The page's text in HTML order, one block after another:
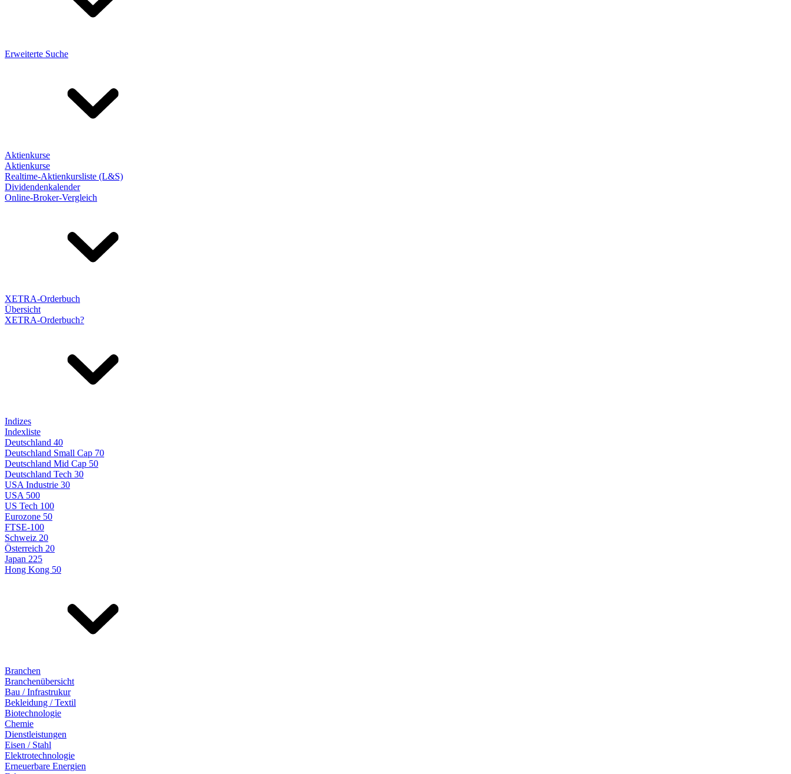
Erweiterte Suche
Aktienkurse
Aktienkurse
Realtime-Aktienkursliste (L&S)
Dividendenkalender
Online-Broker-Vergleich
XETRA-Orderbuch
Übersicht
XETRA-Orderbuch?
Indizes
Indexliste
Deutschland 40
Deutschland Small Cap 70
Deutschland Mid Cap 50
Deutschland Tech 30
USA Industrie 30
USA 500
US Tech 100
Eurozone 50
FTSE-100
Schweiz 20
Österreich 20
Japan 225
Hong Kong 50
Branchen
Branchenübersicht
Bau / Infrastrukur
Bekleidung / Textil
Biotechnologie
Chemie
Dienstleistungen
Eisen / Stahl
Elektrotechnologie
Erneuerbare Energien